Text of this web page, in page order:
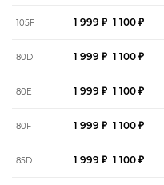
105F 1 999 ₽ 1 100 ₽
80D 1 999 ₽ 1 100 ₽
80E 1 999 ₽ 1 100 ₽
80F 1 999 ₽ 1 100 ₽
85D 1 999 ₽ 1 100 ₽